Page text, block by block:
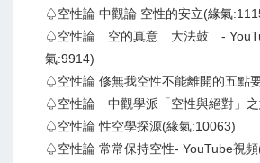
♤空性論 中觀論 空性的安立(緣氣
♤空性論 空的真意 大法鼓 -
氣:9914)
♤空性論 修無我空性不能離開的五點
♤空性論 中觀學派「空性與絕對」之
♤空性論 性空學探源(緣氣:10063)
♤空性論 常常保持空性- YouTube視